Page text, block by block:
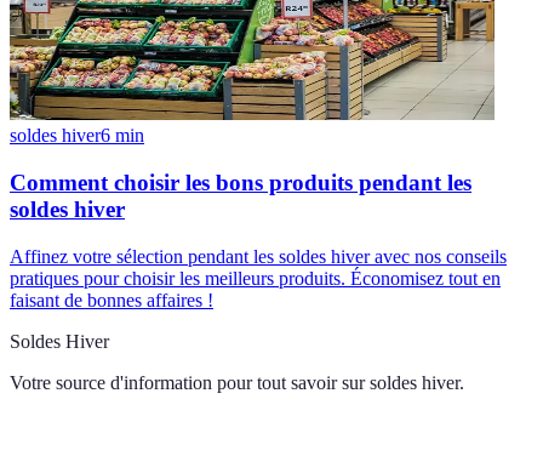
soldes hiver6 min
Comment choisir les bons produits pendant les
soldes hiver
Affinez votre sélection pendant les soldes hiver avec nos conseils
pratiques pour choisir les meilleurs produits. Économisez tout en
faisant de bonnes affaires !
Soldes Hiver
Votre source d'information pour tout savoir sur soldes hiver.